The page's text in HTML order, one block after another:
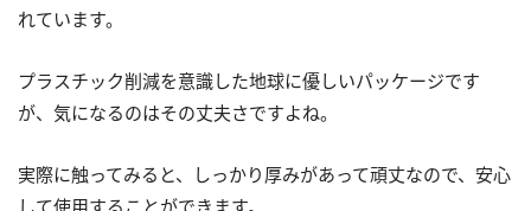
れています。
プラスチック削減を意識した地球に優しいパッケージです
が、気になるのはその丈夫さですよね。
実際に触ってみると、しっかり厚みがあって頑丈なので、安心
して使用することができます。